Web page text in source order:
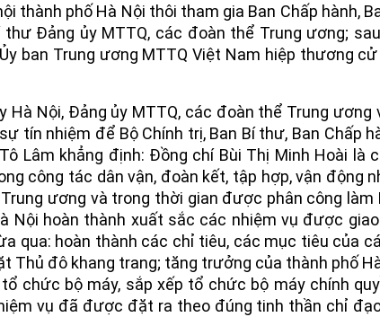
thành phố Hà Nội thôi tham gia Ban Chấp hành,
thư Đảng ủy MTTQ, các đoàn thể Trung ương;
ban Trung ương MTTQ Việt Nam hiệp thương
Hà Nội, Đảng ủy MTTQ, các đoàn thể Trung ương
tín nhiệm để Bộ Chính trị, Ban Bí thư, Ban Chấp
Lâm khẳng định: Đồng chí Bùi Thị Minh Hoài
công tác dân vận, đoàn kết, tập hợp, vận động
ương và trong thời gian được phân công
Nội hoàn thành xuất sắc các nhiệm vụ được
qua: hoàn thành các chỉ tiêu, các mục tiêu của
Thủ đô khang trang; tăng trưởng của thành phố
chức bộ máy, sắp xếp tổ chức bộ máy chính
vụ đã được đặt ra theo đúng tinh thần chỉ
BÁNH MỨT KẸO HÀ NỘI BÓNG ĐÈN RẠNG